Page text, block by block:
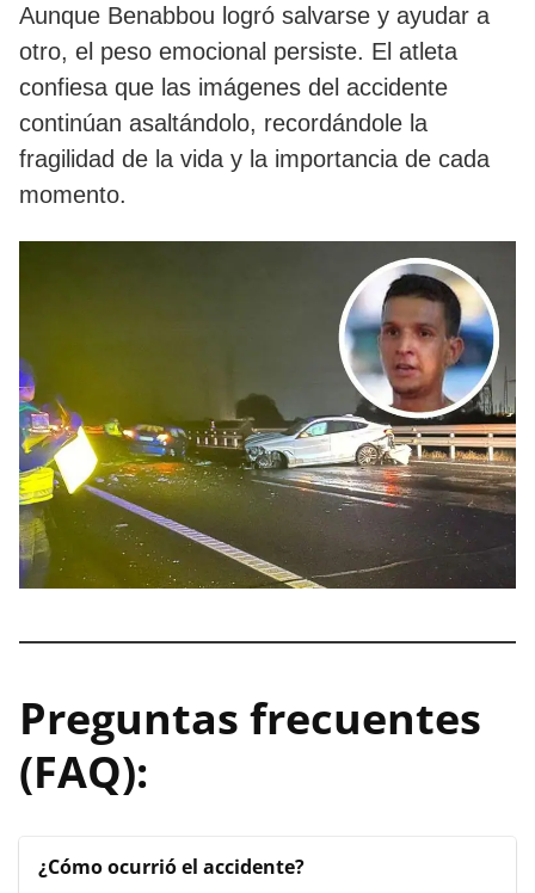
Aunque Benabbou logró salvarse y ayudar a
otro, el peso emocional persiste. El atleta
confiesa que las imágenes del accidente
continúan asaltándolo, recordándole la
fragilidad de la vida y la importancia de cada
momento.
Preguntas frecuentes
(FAQ):
¿Cómo ocurrió el accidente?